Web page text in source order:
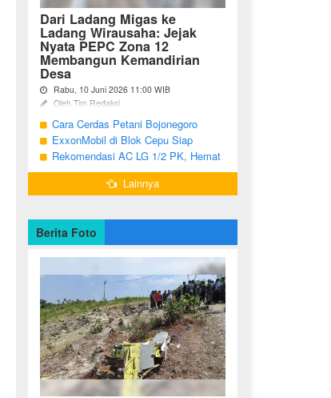
Dari Ladang Migas ke
Ladang Wirausaha: Jejak
Nyata PEPC Zona 12
Membangun Kemandirian
Desa
Rabu, 10 Juni 2026 11:00 WIB
Oleh Tim Redaksi
Bojonegoro - Berakhirnya fase
pengembangan Proyek Gas Jambaran-
Tiung Biru (JTB) pada 2021 menjadi
titik balik bagi ratusan pemuda Desa
Bandungrejo, ...
Cara Cerdas Petani Bojonegoro
Menguatkan Ekonomi Keluarga
ExxonMobil di Blok Cepu Siap
Hadapi Target Produksi 2026
Rekomendasi AC LG 1/2 PK, Hemat
Listrik dan Pendinginan Maksimal
Lainnya
Berita Foto